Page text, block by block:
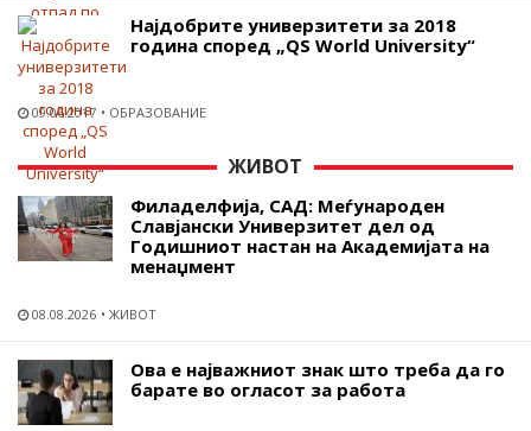
Најдобрите универзитети за 2018
година според „QS World University“
09.06.2017 ОБРАЗОВАНИЕ
ЖИВОТ
Филаделфија, САД: Меѓународен
Славјански Универзитет дел од
Годишниот настан на Академијата на
менаџмент
08.08.2026 ЖИВОТ
Ова е најважниот знак што треба да го
барате во огласот за работа